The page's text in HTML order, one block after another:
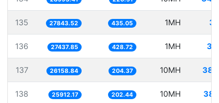
135 27843.52 435.05 1MH
136 27437.85 428.72 1MH
137 26158.84 204.37 10MH
138 25912.17 202.44 10MH